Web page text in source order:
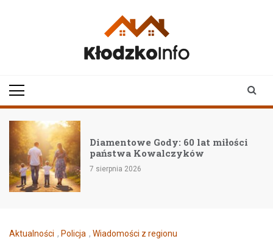
Diamentowe Gody: 60 lat miłości
państwa Kowalczyków
7 sierpnia 2026
Aktualności , Policja , Wiadomości z regionu